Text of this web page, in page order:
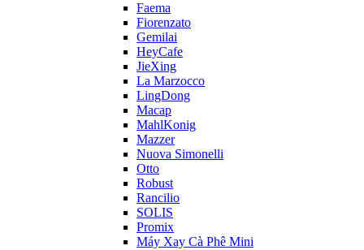
Faema
Fiorenzato
Gemilai
HeyCafe
JieXing
La Marzocco
LingDong
Macap
MahlKonig
Mazzer
Nuova Simonelli
Otto
Robust
Rancilio
SOLIS
Promix
Máy Xay Cà Phê Mini